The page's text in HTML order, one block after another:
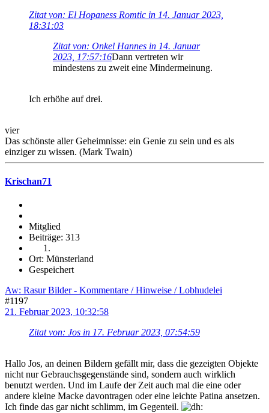
Zitat von: El Hopaness Romtic in 14. Januar 2023,
18:31:03
Zitat von: Onkel Hannes in 14. Januar
2023, 17:57:16Dann vertreten wir
mindestens zu zweit eine Mindermeinung.
Ich erhöhe auf drei.
vier
Das schönste aller Geheimnisse: ein Genie zu sein und es als
einziger zu wissen. (Mark Twain)
Krischan71
Mitglied
Beiträge: 313
Ort: Münsterland
Gespeichert
Aw: Rasur Bilder - Kommentare / Hinweise / Lobhudelei
#1197
21. Februar 2023, 10:32:58
Zitat von: Jos in 17. Februar 2023, 07:54:59
Hallo Jos, an deinen Bildern gefällt mir, dass die gezeigten Objekte
nicht nur Gebrauchsgegenstände sind, sondern auch wirklich
benutzt werden. Und im Laufe der Zeit auch mal die eine oder
andere kleine Macke davontragen oder eine leichte Patina ansetzen.
Ich finde das gar nicht schlimm, im Gegenteil.